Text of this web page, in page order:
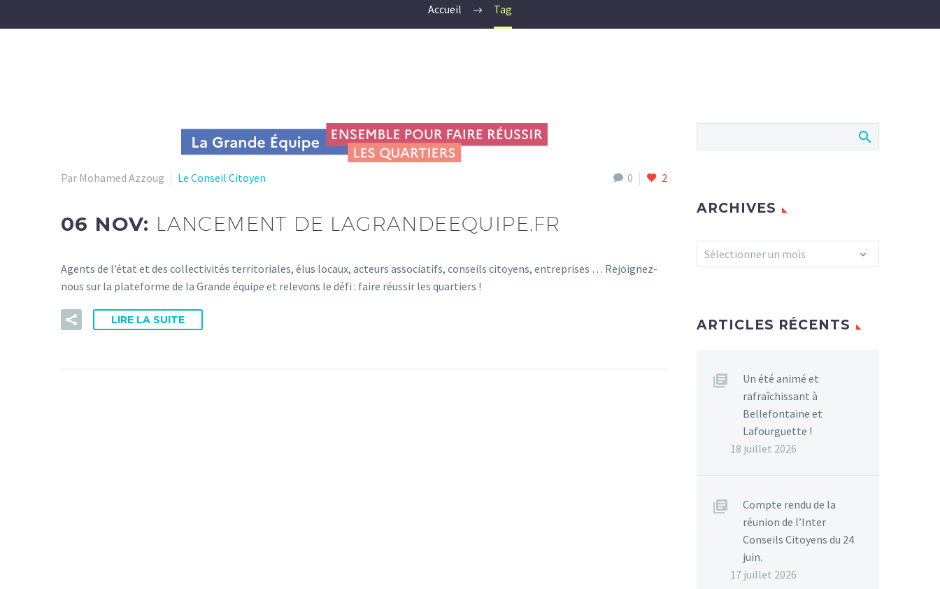
Accueil Tag
0 2
Par Mohamed Azzoug Le Conseil Citoyen
06 NOV: LANCEMENT DE LAGRANDEEQUIPE.FR
Agents de l’état et des collectivités territoriales, élus locaux, acteurs associatifs, conseils citoyens, entreprises … Rejoignez-
nous sur la plateforme de la Grande équipe et relevons le défi : faire réussir les quartiers !
LIRE LA SUITE
ARCHIVES
Archives
Sélectionner un mois
ARTICLES RÉCENTS
Un été animé et
rafraîchissant à
Bellefontaine et
Lafourguette !
18 juillet 2026
Compte rendu de la
réunion de l’Inter
Conseils Citoyens du 24
juin.
17 juillet 2026